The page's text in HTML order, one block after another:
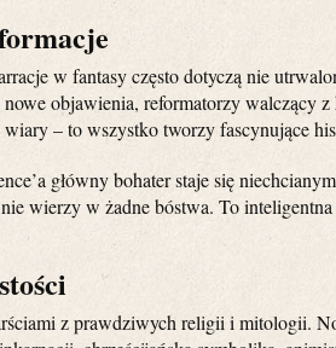
w fantasy często dotyczą nie
objawienia, reformatorzy walczący
– to wszystko tworzy fascynujące
główny bohater staje się
wierzy w żadne bóstwa. To
z prawdziwych religii i mitologii.